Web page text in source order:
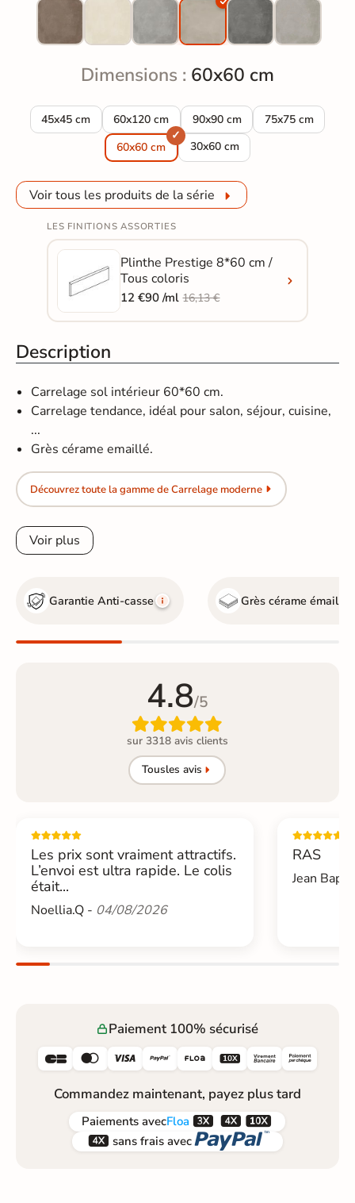
Dimensions : 60x60 cm
45x45 cm
Carrelage sol moderne Prestige tortora 45*45 cm
60x120 cm
Carrelage sol moderne Prestige tortora 60*120
90x90 cm
Carrelage sol moderne
75x75 cm
Carrelage sol
60x60 cm
30x60 cm
Carrelage sol moderne
Voir tous les produits de la série
LES FINITIONS ASSORTIES
Plinthe Prestige 8*60 cm /
Tous coloris
12 €90 /ml16,13 €
Description
Carrelage sol intérieur 60*60 cm.
Carrelage tendance, idéal pour salon, séjour, cuisine,
...
Grès cérame emaillé.
Découvrez toute la gamme de Carrelage moderne
Voir plus
Garantie Anti-casse Grès cérame émaillé
4.8/5

sur 3318 avis clients
Tousles avis
Les prix sont vraiment attractifs.
L’envoi est ultra rapide. Le colis
était...
Noellia.Q - 04/08/2026
RAS
Jean
Paiement 100% sécurisé
     
Commandez maintenant, payez plus tard
Paiements avecFloa  
 sans frais avec 